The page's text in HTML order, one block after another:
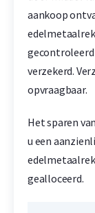
aankoop
gecontroleerd
verzekerd.
opvraagbaar.
Het sparen
u een
gealloceerd.